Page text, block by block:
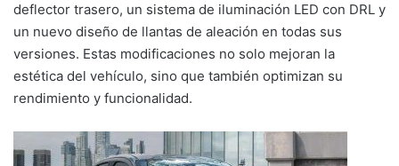
deflector trasero, un sistema de iluminación LED con DRL y
un nuevo diseño de llantas de aleación en todas sus
versiones. Estas modificaciones no solo mejoran la
estética del vehículo, sino que también optimizan su
rendimiento y funcionalidad.